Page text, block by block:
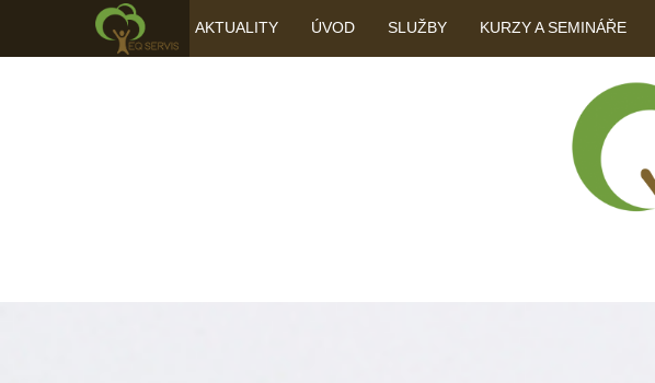
AKTUALITY ÚVOD SLUŽBY KURZY A SEMINÁŘE